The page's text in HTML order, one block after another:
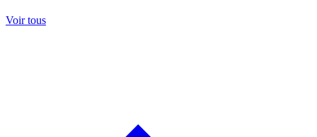
Voir tous